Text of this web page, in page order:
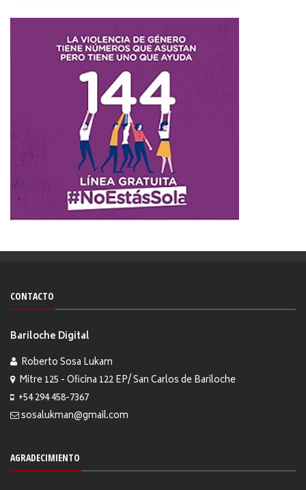
CONTACTO
Bariloche Digital
Roberto Sosa Lukam
Mitre 125 - Oficina 122 EP/ San Carlos de Bariloche
+54 294 458-7367
sosalukman@gmail.com
AGRADECIMIENTO